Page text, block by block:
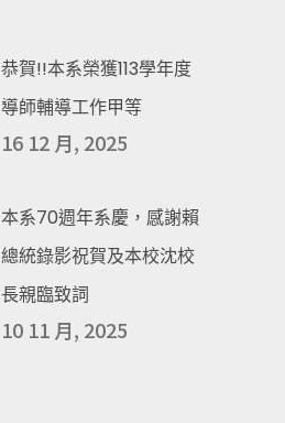
恭賀!!本系榮獲113學年度
導師輔導工作甲等
16 12 月, 2025
本系70週年系慶，感謝賴
總統錄影祝賀及本校沈校
長親臨致詞
10 11 月, 2025